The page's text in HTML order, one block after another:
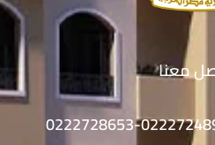
معنا
0222728653-